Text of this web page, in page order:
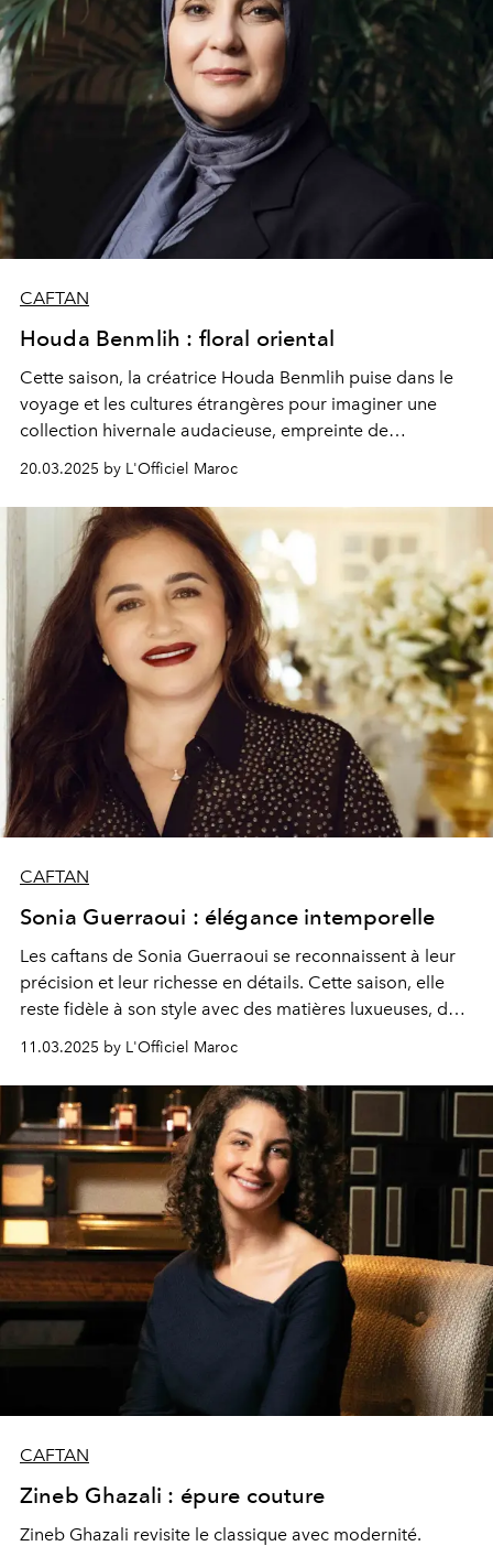
CAFTAN
Houda Benmlih : floral oriental
Cette saison, la créatrice Houda Benmlih puise dans le
voyage et les cultures étrangères pour imaginer une
collection hivernale audacieuse, empreinte de
romantisme, inspirée par les formes et les couleurs de la
nature, où les motifs loraux rencontrent les entrelacs
orientaux. Velours, drapés et lamés s'entremêlent
harmonieusement, tandis que le travail de maâlem,
sublimé par des cristaux, apporte la touche finale.
20.03.2025 by L'Officiel Maroc
CAFTAN
Sonia Guerraoui : élégance intemporelle
Les caftans de Sonia Guerraoui se reconnaissent à leur
précision et leur richesse en détails. Cette saison, elle
reste fidèle à son style avec des matières luxueuses, des
coupes impeccables et des broderies raffinées. Ses
créations, pensées pour durer, s'imposent comme de
véritables pièces d’héritage, transmises de mère en fille
avec le même soin qu’un bijou.
11.03.2025 by L'Officiel Maroc
CAFTAN
Zineb Ghazali : épure couture
Zineb Ghazali revisite le classique avec modernité.